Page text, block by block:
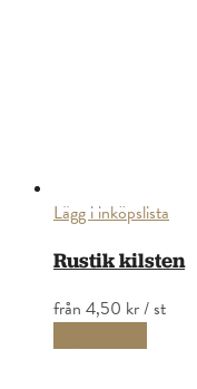
Lägg i inköpslista
Rustik kilsten
från 4,50 kr/ st